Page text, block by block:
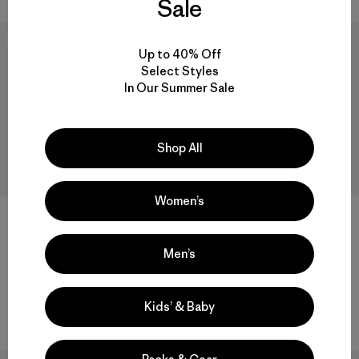
Terravia Hip Pack
Valoración: 5.0 / 5
(9Comentarios
)
Compara
+2
(14Comentarios
)
Sale
Up to 40% Off
Select Styles
In Our Summer Sale
Shop All
Women’s
Men’s
Kids’ & Baby